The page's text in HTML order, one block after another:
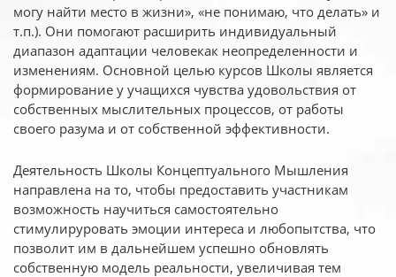
могу найти место в жизни», «не понимаю, что делать» и
т.п.). Они помогают расширить индивидуальный
диапазон адаптации человекак неопределенности и
изменениям. Основной целью курсов Школы является
формирование у учащихся чувства удовольствия от
собственных мыслительных процессов, от работы
своего разума и от собственной эффективности.
Деятельность Школы Концептуального Мышления
направлена на то, чтобы предоставить участникам
возможность научиться самостоятельно
стимулируровать эмоции интереса и любопытства, что
позволит им в дальнейшем успешно обновлять
собственную модель реальности, увеличивая тем